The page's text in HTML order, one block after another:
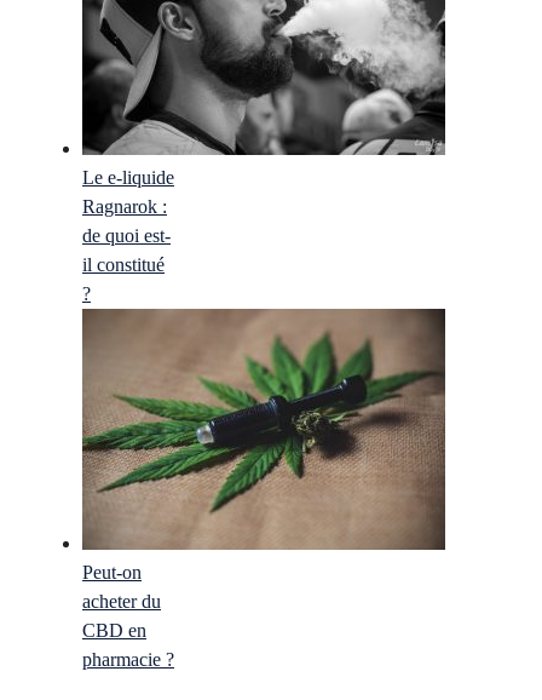
Le e-liquide
Ragnarok :
de quoi est-
il constitué
?
Peut-on
acheter du
CBD en
pharmacie ?